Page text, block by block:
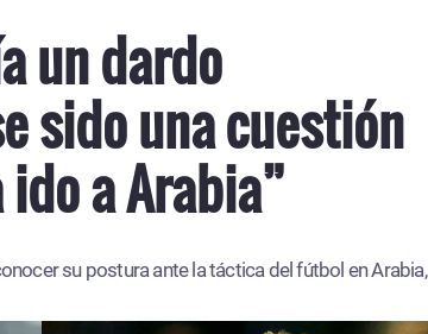
un dardo
sido una cuestión
a Arabia”
su postura ante la táctica del fútbol en Arabia,
OXÍGENO EN TU CIUDAD
Arequipa
93.5 FM